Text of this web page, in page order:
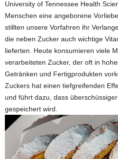
University of Tennessee Health
Menschen eine angeborene
stillten unsere Vorfahren ihr
die neben Zucker auch wichtige
lieferten. Heute konsumieren viele
verarbeiteten Zucker, der oft in
Getränken und Fertigprodukten
Zuckers hat einen tiefgreifenden
und führt dazu, dass
gespeichert wird.